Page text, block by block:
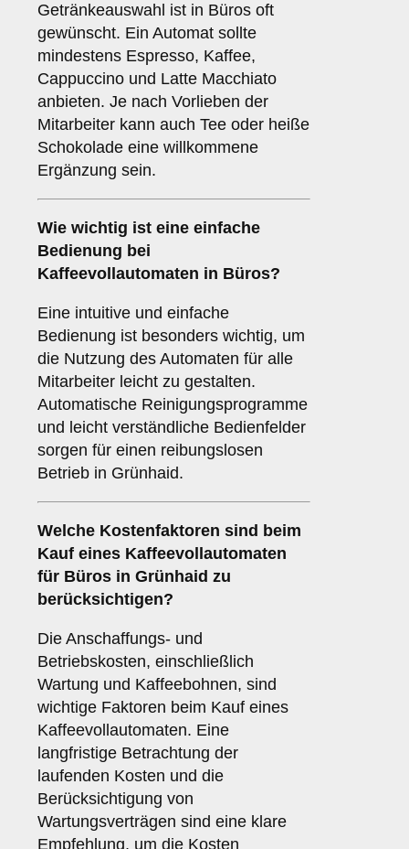
Getränkeauswahl ist in Büros oft
gewünscht. Ein Automat sollte
mindestens Espresso, Kaffee,
Cappuccino und Latte Macchiato
anbieten. Je nach Vorlieben der
Mitarbeiter kann auch Tee oder heiße
Schokolade eine willkommene
Ergänzung sein.
Wie wichtig ist eine einfache
Bedienung bei
Kaffeevollautomaten in Büros?
Eine intuitive und einfache
Bedienung ist besonders wichtig, um
die Nutzung des Automaten für alle
Mitarbeiter leicht zu gestalten.
Automatische Reinigungsprogramme
und leicht verständliche Bedienfelder
sorgen für einen reibungslosen
Betrieb in Grünhaid.
Welche Kostenfaktoren sind beim
Kauf eines Kaffeevollautomaten
für Büros in Grünhaid zu
berücksichtigen?
Die Anschaffungs- und
Betriebskosten, einschließlich
Wartung und Kaffeebohnen, sind
wichtige Faktoren beim Kauf eines
Kaffeevollautomaten. Eine
langfristige Betrachtung der
laufenden Kosten und die
Berücksichtigung von
Wartungsverträgen sind eine klare
Empfehlung, um die Kosten